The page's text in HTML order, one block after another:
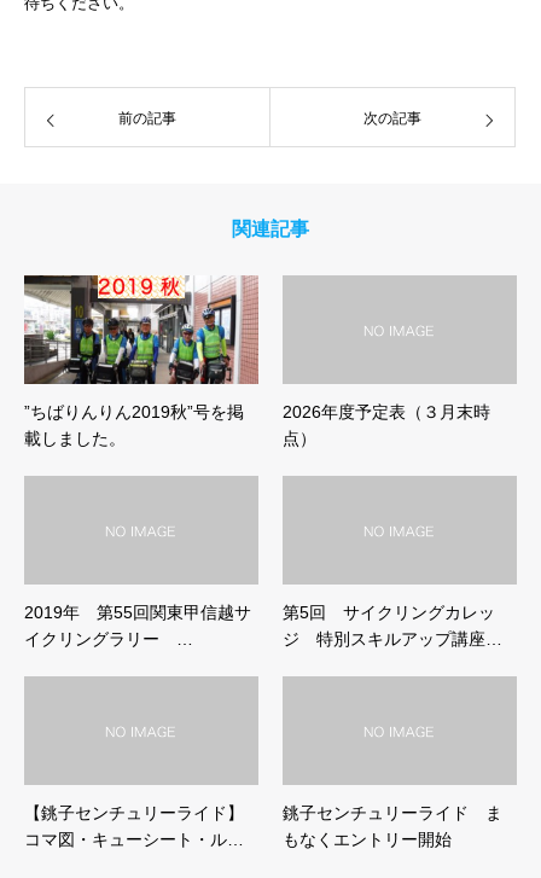
前の記事 次の記事
関連記事
”ちばりんりん2019秋”号を掲
載しました。
2026年度予定表（３月末時
点）
2019年 第55回関東甲信越サ
イクリングラリー …
第5回 サイクリングカレッ
ジ 特別スキルアップ講座…
【銚子センチュリーライド】
コマ図・キューシート・ル…
銚子センチュリーライド ま
もなくエントリー開始